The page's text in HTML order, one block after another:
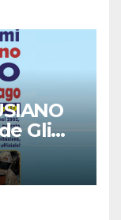
Gli